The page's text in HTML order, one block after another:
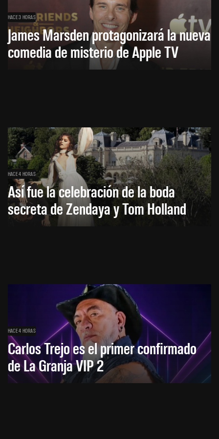
HACE 3 HORAS
James Marsden protagonizará la nueva
comedia de misterio de Apple TV
HACE 4 HORAS
Así fue la celebración de la boda
secreta de Zendaya y Tom Holland
HACE 4 HORAS
Carlos Trejo es el primer confirmado
de La Granja VIP 2